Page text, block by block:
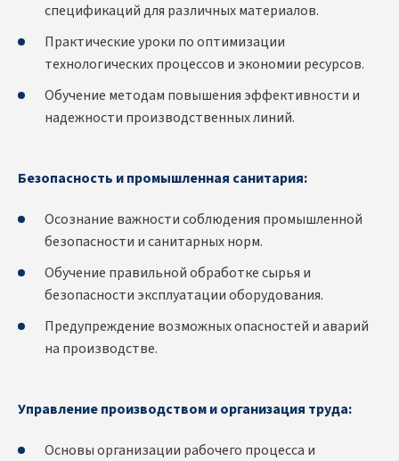
спецификаций для различных материалов.
Практические уроки по оптимизации
технологических процессов и экономии ресурсов.
Обучение методам повышения эффективности и
надежности производственных линий.
Безопасность и промышленная санитария:
Осознание важности соблюдения промышленной
безопасности и санитарных норм.
Обучение правильной обработке сырья и
безопасности эксплуатации оборудования.
Предупреждение возможных опасностей и аварий
на производстве.
Управление производством и организация труда:
Основы организации рабочего процесса и